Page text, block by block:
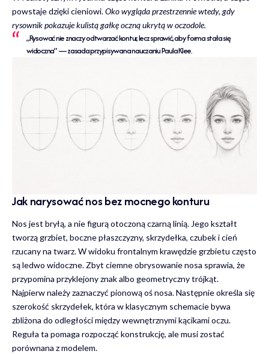
powstaje dzięki cieniowi.Oko wygląda przestrzennie wtedy, gdy
rysownik pokazuje kulistą gałkę oczną ukrytą w oczodole.
„Rysować nie znaczy odtwarzać kontur, lecz sprawić, aby forma stała się
widoczna” — zasada przypisywana nauczaniu Paula Klee.
Jak narysować nos bez mocnego konturu
Nos jest bryłą, a nie figurą otoczoną czarną linią. Jego kształt
tworzą grzbiet, boczne płaszczyzny, skrzydełka, czubek i cień
rzucany na twarz. W widoku frontalnym krawędzie grzbietu często
są ledwo widoczne. Zbyt ciemne obrysowanie nosa sprawia, że
przypomina przyklejony znak albo geometryczny trójkąt.
Najpierw należy zaznaczyć pionową oś nosa. Następnie określa się
szerokość skrzydełek, która w klasycznym schemacie bywa
zbliżona do odległości między wewnętrznymi kącikami oczu.
Reguła ta pomaga rozpocząć konstrukcję, ale musi zostać
porównana z modelem.